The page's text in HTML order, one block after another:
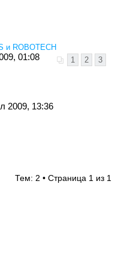
и ROBOTECH
1
2 3
01:08
2009, 13:36
Тем: 2 • Страница 1из 1